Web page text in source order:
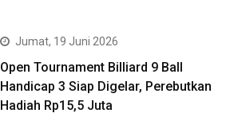
Jumat, 19 Juni 2026
Open Tournament Billiard 9 Ball
Handicap 3 Siap Digelar, Perebutkan
Hadiah Rp15,5 Juta